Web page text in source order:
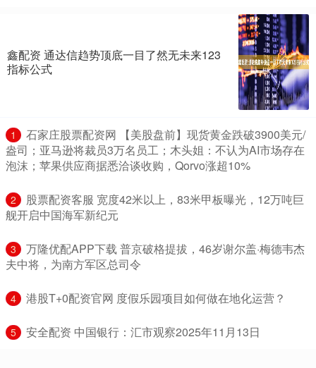
鑫配资 通达信趋势顶底一目了然无未来123
指标公式
1
​石家庄股票配资网 【美股盘前】现货黄金跌破3900美元/
盎司；亚马逊将裁员3万名员工；木头姐：不认为AI市场存在
泡沫；苹果供应商据悉洽谈收购，Qorvo涨超10%
2
​股票配资客服 宽度42米以上，83米甲板曝光，12万吨巨
舰开启中国海军新纪元
3
​万隆优配APP下载 普京破格提拔，46岁谢尔盖·梅德韦杰
夫中将，为南方军区总司令
4 ​港股T+0配资官网 度假乐园项目如何做在地化运营？
5 ​安全配资 中国银行：汇市观察2025年11月13日